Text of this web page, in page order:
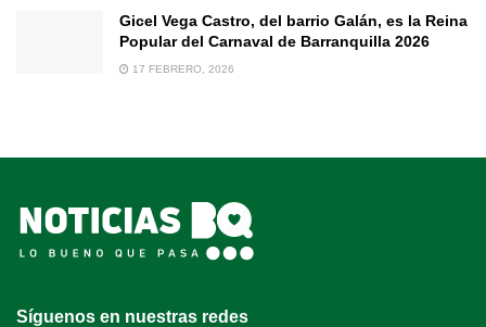
Gicel Vega Castro, del barrio Galán, es la Reina
Popular del Carnaval de Barranquilla 2026
17 FEBRERO, 2026
Síguenos en nuestras redes